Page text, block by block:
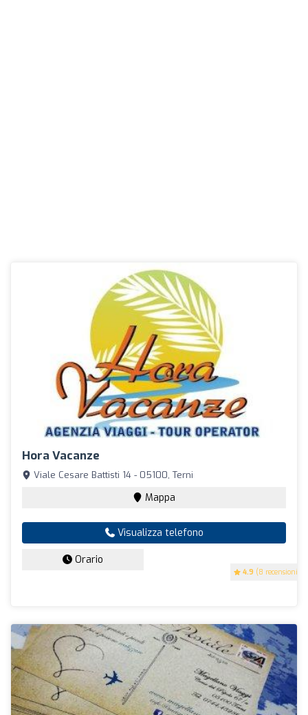
Hora Vacanze
4.9 (8 recensioni)
Viale Cesare Battisti 14 - 05100, Terni
Mappa
Visualizza telefono
Orario